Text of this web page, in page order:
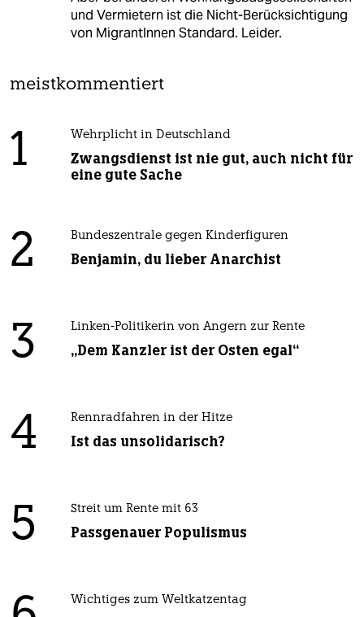
und Vermietern ist die Nicht-Berücksichtigung
von MigrantInnen Standard. Leider.
meistkommentiert
1 Wehrplicht in Deutschland
Zwangsdienst ist nie gut, auch nicht für
eine gute Sache
2 Bundeszentrale gegen Kinderfiguren
Benjamin, du lieber Anarchist
3 Linken-Politikerin von Angern zur Rente
„Dem Kanzler ist der Osten egal“
4 Rennradfahren in der Hitze
Ist das unsolidarisch?
5 Streit um Rente mit 63
Passgenauer Populismus
Wichtiges zum Weltkatzentag